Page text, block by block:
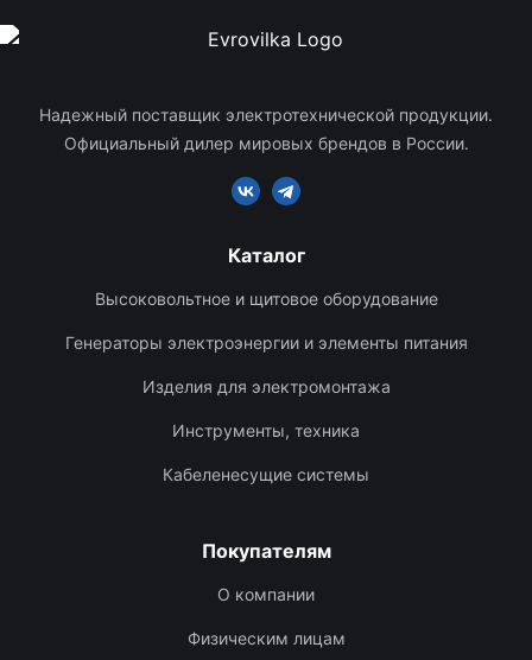
Надежный поставщик электротехнической продукции.
Официальный дилер мировых брендов в России.
Каталог
Высоковольтное и щитовое оборудование
Генераторы электроэнергии и элементы питания
Изделия для электромонтажа
Инструменты, техника
Кабеленесущие системы
Покупателям
О компании
Физическим лицам